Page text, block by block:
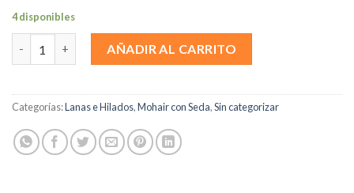
4 disponibles
Mohair/ Seda Crudo cantidadAÑADIR AL CARRITO
Categorías:Lanas e Hilados,Mohair con Seda,Sin categorizar